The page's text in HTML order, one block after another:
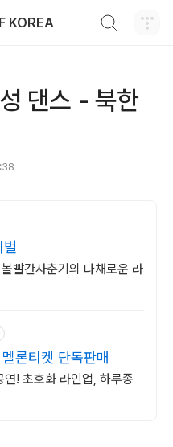
KOREA
댄스 - 북한
빨간사춘기의 다채로운 라
론티켓 단독판매
! 초호화 라인업, 하루종